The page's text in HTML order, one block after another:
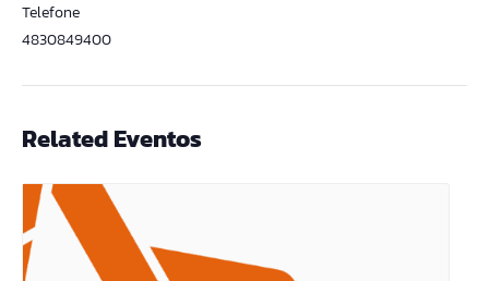
Telefone
4830849400
Related Eventos